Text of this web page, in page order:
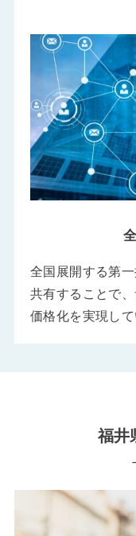
全国展開する第
共有することで
価格化を実現して
福井